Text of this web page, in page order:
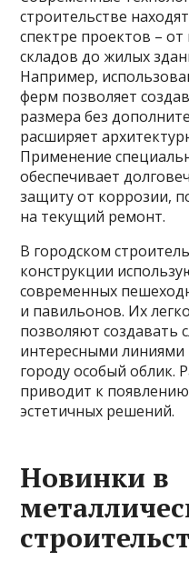
строительстве
спектре проектов –
складов до жилых
Например,
ферм позволяет
размера без
расширяет
Применение
обеспечивает
защиту от коррозии,
на текущий ремонт.
В городском
конструкции
современных
и павильонов. Их
позволяют создавать
интересными
городу особый облик.
приводит к
эстетичных решений.
Новинки в